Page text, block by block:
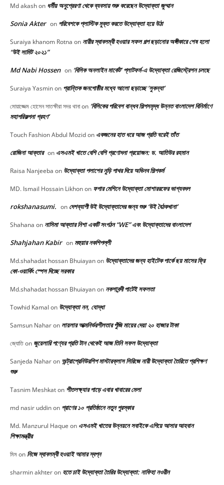
Md akashon ধর্মীয় অনুপ্রেরণা থেকে ব্যবসায় শুরু করেছেন উদ্যোক্তা জুম্মান
Sonia Akter on পরিবেশকে প্লাস্টিক মুক্ত করতে উদ্যোক্তা হয়ে উঠা
Suraiya khanom Rotna on নারীর স্বাবলম্বী হওয়ার সফল গল্প ছড়ানোর অঙ্গীকারে শেষ হলো
“উই সামিট ২০২১”
Md Nabi Hossen on ‘বিসিক অনলাইন মার্কেট’ প্লাটফর্ম-এ উদ্যোক্তা রেজিস্ট্রেশন চলছে
Suraiya Yasminon প্রান্তিক জনগোষ্ঠীর মধ্যে আলো ছড়াচ্ছে ‘সুকন্যা’
মোয়াজ্জেম হোসেন সাতক্ষীরা সদর থানাon ‘বিসিকের পরিবেশ বান্ধব শিল্পসমৃদ্ধ উন্নত বাংলাদেশ বিনির্মাণে
মহাপরিকল্পনা গ্রহণ’
Touch Fashion Abdul Mozidon একজনের হাত ধরে আজ প্রতি ঘরেই তাঁত
রোজিনা আক্তার on এসএমই খাতে বেশি বেশি প্রণোদনা প্রয়োজন: ড. আতিউর রহমান
Raisa Nanjeeba on উদ্যোক্তা পলাশের নুড়ি পাথর দিয়ে অভিনব শিল্পকর্ম
MD. Ismail Hossain Likhonon ফগার মেশিনে উদ্যোক্তা মোশাররফের ভাগ্যবদল
rokshanasumi. on দেশব্যাপী উই উদ্যোক্তাদের জন্য শুরু ‘উই বৈঠকখানা’
Shahana on নাসিমা আক্তার নিশা একটি সংগঠন “WE” এবং উদ্যোক্তাদের বাংলাদেশ
Shahjahan Kabir on মহুয়ার নকশিপল্লী
Md.shahadat hossan Bhuiayanon উদ্যোক্তাদের জন্য হাইটেক পার্কে ছয় মাসের ফ্রি
কো-ওয়ার্কিং স্পেস দিচ্ছে সরকার
Md.shahadat hossan Bhuiayanon নকশাবন্দী পাটেই সফলতা
Towhid Kamal on উদ্যোক্তা নন, যোদ্ধা
Samsun Naharon লায়লার আত্মনির্ভরশীলতার পুঁজি মায়ের দেয়া ২০ হাজার টাকা
জ্যোতিon জুয়েলারি পণ্যের প্রতি টান থেকেই আজ তিনি সফল উদ্যোক্তা
Sanjeda Naharon অন্ট্রাপ্রেনিউরশিপ মাস্টারক্লাস সিরিজে নারী উদ্যোক্তা তৈরিতে প্রশিক্ষণ
শুরু
Tasnim Meshkaton শীতলক্ষ্যার পাড়ে এবার খাবারের মেলা
md nasir uddinon প্রাণের ১০ প্রতিষ্ঠানে নতুন পুরস্কার
Md. Manzurul Haque on এসএমই খাতের উন্নয়নে সবাইকে এগিয়ে আসার আহবান
শিক্ষামন্ত্রীর
মিমon নিজে স্বাবলম্বী হওয়াই আমার স্বপ্ন
sharmin akhteron হতে চাই উদ্যোক্তা তৈরির উদ্যোক্তা: নাফিহা নওরীন